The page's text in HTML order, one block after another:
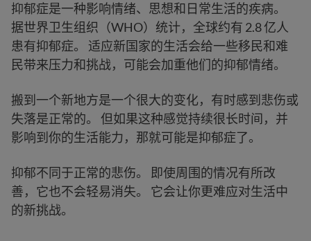
抑郁症是一种影响情绪、思想和日常生活的疾病。
据世界卫生组织（WHO）统计，全球约有 2.8 亿人
患有抑郁症。 适应新国家的生活会给一些移民和难
民带来压力和挑战，可能会加重他们的抑郁情绪。
搬到一个新地方是一个很大的变化，有时感到悲伤或
失落是正常的。 但如果这种感觉持续很长时间，并
影响到你的生活能力，那就可能是抑郁症了。
抑郁不同于正常的悲伤。 即使周围的情况有所改
善，它也不会轻易消失。 它会让你更难应对生活中
的新挑战。